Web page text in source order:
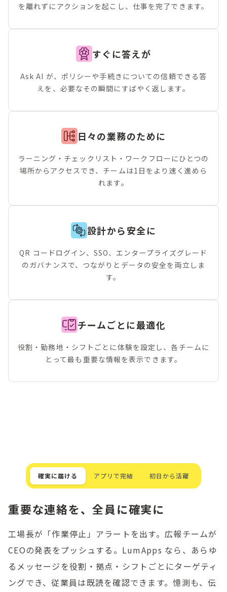
を離れずにアクションを起こし、仕事を完了できます。
すぐに答えが
Ask AI が、ポリシーや手続きについての信頼できる答
えを、必要なその瞬間にすばやく返します。
日々の業務のために
ラーニング・チェックリスト・ワークフローにひとつの
場所からアクセスでき、チームは1日をより速く進めら
れます。
設計から安全に
QR コードログイン、SSO、エンタープライズグレード
のガバナンスで、つながりとデータの安全を両立しま
す。
チームごとに最適化
役割・勤務地・シフトごとに体験を設定し、各チームに
とって最も重要な情報を表示できます。
確実に届ける アプリで完結 初日から活躍
重要な連絡を、全員に確実に
工場長が「作業停止」アラートを出す。広報チームが
CEOの発表をプッシュする。LumApps なら、あらゆ
るメッセージを役割・拠点・シフトごとにターゲティ
ングでき、従業員は既読を確認できます。憶測も、伝